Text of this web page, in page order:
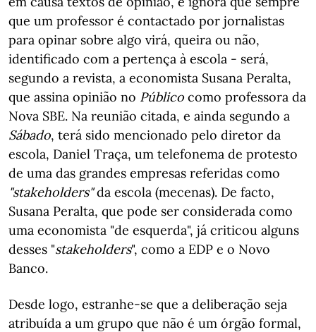
que um professor é contactado por jornalistas
para opinar sobre algo virá, queira ou não,
identificado com a pertença à escola - será,
segundo a revista, a economista Susana Peralta,
que assina opinião no Público como professora da
Nova SBE. Na reunião citada, e ainda segundo a
Sábado, terá sido mencionado pelo diretor da
escola, Daniel Traça, um telefonema de protesto
de uma das grandes empresas referidas como
"stakeholders"da escola (mecenas). De facto,
Susana Peralta, que pode ser considerada como
uma economista "de esquerda", já criticou alguns
desses "stakeholders", como a EDP e o Novo
Banco.
Desde logo, estranhe-se que a deliberação seja
atribuída a um grupo que não é um órgão formal,